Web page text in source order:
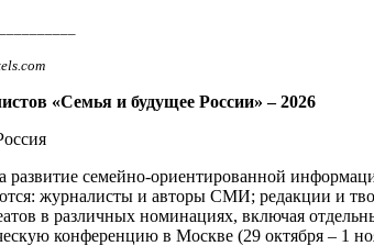
«Семья и будущее России» – 2026
развитие семейно-ориентированной
журналисты и авторы СМИ; редакции и
в различных номинациях, включая
конференцию в Москве (29 октября – 1